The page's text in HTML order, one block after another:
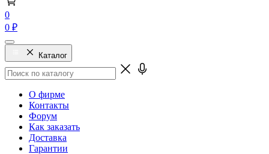
0
0 ₽
Каталог
О фирме
Контакты
Форум
Как заказать
Доставка
Гарантии